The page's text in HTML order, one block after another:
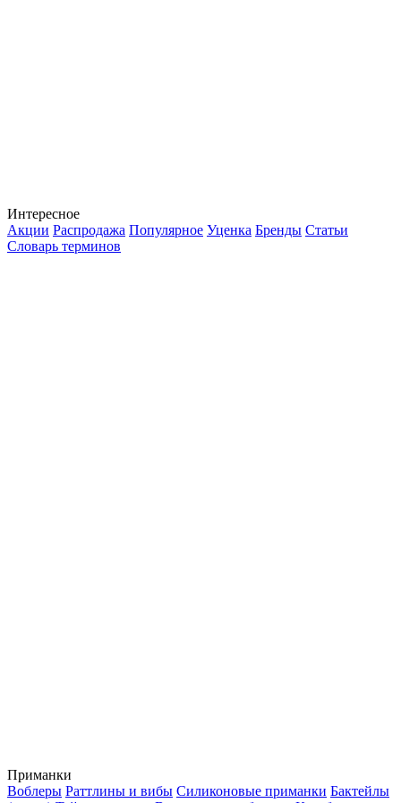
Интересное
Акции Распродажа Популярное Уценка Бренды Статьи
Словарь терминов
Приманки
Воблеры Раттлины и вибы Силиконовые приманки Бактейлы